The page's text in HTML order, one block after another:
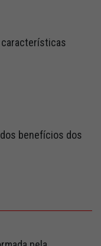
características
benefícios dos